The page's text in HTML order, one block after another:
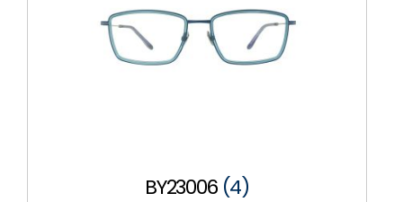
BY23006 (4)